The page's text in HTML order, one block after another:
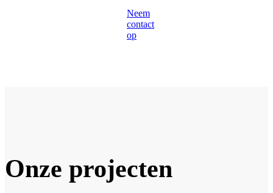
Neem
contact
op
Onze projecten